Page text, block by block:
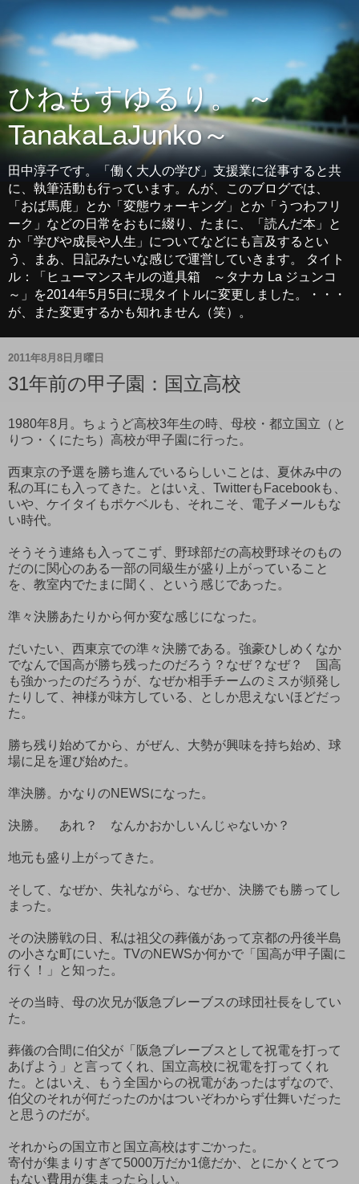
ひねもすゆるり。 ～
TanakaLaJunko～
田中淳子です。「働く大人の学び」支援業に従事すると共
に、執筆活動も行っています。んが、このブログでは、
「おば馬鹿」とか「変態ウォーキング」とか「うつわフリ
ーク」などの日常をおもに綴り、たまに、「読んだ本」と
か「学びや成長や人生」についてなどにも言及するとい
う、まあ、日記みたいな感じで運営していきます。 タイト
ル：「ヒューマンスキルの道具箱 ～タナカ La ジュンコ
～」を2014年5月5日に現タイトルに変更しました。・・・
が、また変更するかも知れません（笑）。
2011年8月8日月曜日
31年前の甲子園：国立高校
1980年8月。ちょうど高校3年生の時、母校・都立国立（と
りつ・くにたち）高校が甲子園に行った。
西東京の予選を勝ち進んでいるらしいことは、夏休み中の
私の耳にも入ってきた。とはいえ、TwitterもFacebookも、
いや、ケイタイもポケベルも、それこそ、電子メールもな
い時代。
そうそう連絡も入ってこず、野球部だの高校野球そのもの
だのに関心のある一部の同級生が盛り上がっていること
を、教室内でたまに聞く、という感じであった。
準々決勝あたりから何か変な感じになった。
だいたい、西東京での準々決勝である。強豪ひしめくなか
でなんで国高が勝ち残ったのだろう？なぜ？なぜ？ 国高
も強かったのだろうが、なぜか相手チームのミスが頻発し
たりして、神様が味方している、としか思えないほどだっ
た。
勝ち残り始めてから、がぜん、大勢が興味を持ち始め、球
場に足を運び始めた。
準決勝。かなりのNEWSになった。
決勝。 あれ？ なんかおかしいんじゃないか？
地元も盛り上がってきた。
そして、なぜか、失礼ながら、なぜか、決勝でも勝ってし
まった。
その決勝戦の日、私は祖父の葬儀があって京都の丹後半島
の小さな町にいた。TVのNEWSか何かで「国高が甲子園に
行く！」と知った。
その当時、母の次兄が阪急ブレーブスの球団社長をしてい
た。
葬儀の合間に伯父が「阪急ブレーブスとして祝電を打って
あげよう」と言ってくれ、国立高校に祝電を打ってくれ
た。とはいえ、もう全国からの祝電があったはずなので、
伯父のそれが何だったのかはついぞわからず仕舞いだった
と思うのだが。
それからの国立市と国立高校はすごかった。
寄付が集まりすぎて5000万だか1億だか、とにかくとてつ
もない費用が集まったらしい。